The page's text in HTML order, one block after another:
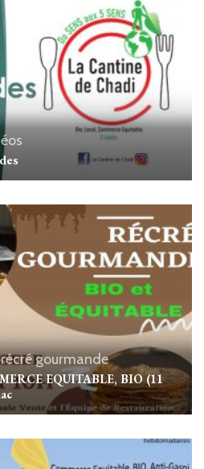
récré gourmande
EQUITABLE, BIO (11